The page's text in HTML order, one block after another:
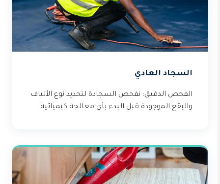
السجاد العادي
الفحص الدقيق: نفحص السجادة لتحديد نوع الألياف
والبقع الموجودة قبل البدء بأي معالجة كيميائية.